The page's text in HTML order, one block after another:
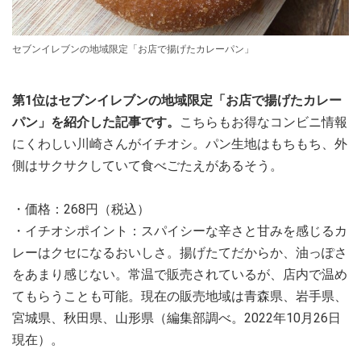
セブンイレブンの地域限定「お店で揚げたカレーパン」
第1位はセブンイレブンの地域限定「お店で揚げたカレー
パン」を紹介した記事です。
こちらもお得なコンビニ情報
にくわしい川崎さんがイチオシ。パン生地はもちもち、外
側はサクサクしていて食べごたえがあるそう。
・価格：268円（税込）
・イチオシポイント：スパイシーな辛さと甘みを感じるカ
レーはクセになるおいしさ。揚げたてだからか、油っぽさ
をあまり感じない。常温で販売されているが、店内で温め
てもらうことも可能。現在の販売地域は青森県、岩手県、
宮城県、秋田県、山形県（編集部調べ。2022年10月26日
現在）。